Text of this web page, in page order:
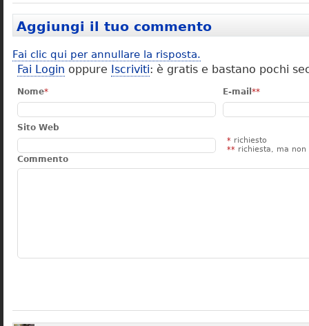
Aggiungi il tuo commento
Fai clic qui per annullare la risposta.
Fai Login oppure Iscriviti: è gratis e bastano pochi
Nome* E-mail **
Sito Web
* richiesto
** richiesta, ma non
Commento